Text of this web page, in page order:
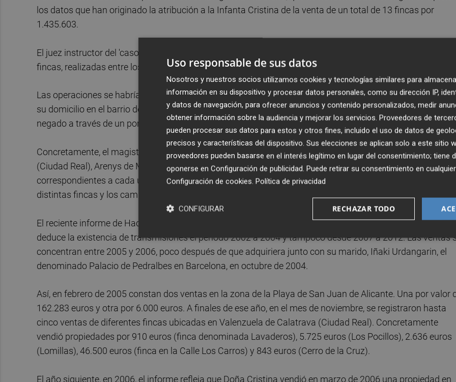
los datos que han originado la atribución a la Infanta Cristina de la venta de un total de 13 fincas por
1.435.603.
El juez instructor del 'caso Noós' ha dictado este lunes una providencia para investigar la venta de las
fincas, realizadas entre los años 2005 y 2006.
Las operaciones se habrían producido poco después de sustanciarse la compra por 5,8 millones de euros
su domicilio en el barrio de Pedralbes de la Barcelona. Un extremo que la hija del Rey Don Juan Carlos ha
negado a través de un portavoz autorizado.
Concretamente, el magistrado ha reclamado a los registradores de la propiedad de Alicante, Almagro
(Ciudad Real), Arenys de Mar (Barcelona) y Pilar de la Horadada (Alicante) las hojas registrales
correspondientes a cada uno de los inmuebles, lo que le permitirá averiguar el historial jurídico de las
distintas fincas y los cambios que se han producido en su propiedad desde su creación.
El reciente informe de Hacienda señala que de la información aportada por notarios y registradores no se
deduce la existencia de transmisiones el periodo 2002 a 2004 y tampoco desde 2007 a 2012. Las ventas
concentran entre 2005 y 2006, poco después de que adquiriera junto con su marido, Iñaki Urdangarin, el
denominado Palacio de Pedralbes en Barcelona, en octubre de 2004.
Así, en febrero de 2005 constan dos ventas en la zona de la Playa de San Juan de Alicante. Una por valor
162.283 euros y otra por 6.000 euros. A finales de ese año, en el mes de noviembre, se registraron hasta
cinco ventas de diferentes fincas ubicadas en Valenzuela de Calatrava (Ciudad Real). Concretamente
vendió propiedades por 910 euros (finca denominada Lavaderos), 5.725 euros (Los Pocillos), 2.636 euros
(Lomillas), 46.500 euros (finca en la Calle Los Carros) y 843 euros (Cerro de la Cruz).
El año siguiente, en 2006, el informe refleja que Doña Cristina vendió en marzo de 2006 una propiedad en
Uso responsable de sus datos
Nosotros y nuestros socios utilizamos cookies y tecnologías similares para
información en su dispositivo y procesar datos personales, como su dirección IP,
y datos de navegación, para ofrecer anuncios y contenido personalizados, medir
obtener información sobre la audiencia y mejorar los servicios. Proveedores de
pueden procesar sus datos para estos y otros fines, incluido el uso de datos de
precisos y características del dispositivo. Sus elecciones se aplican solo a este sitio
proveedores pueden basarse en el interés legítimo en lugar del consentimiento; tiene
oponerse en Configuración de publicidad. Puede retirar su consentimiento en
Configuración de cookies. Política de privacidad
RECHAZAR TODO
CONFIGURAR